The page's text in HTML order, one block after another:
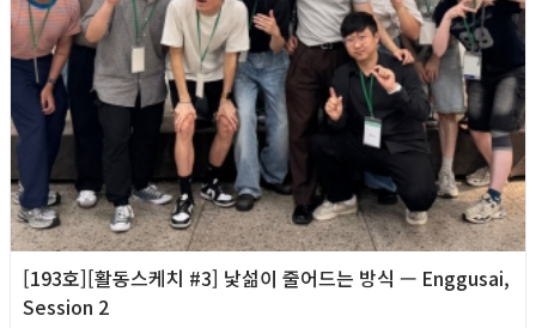
[193호][활동스케치 #3] 낯섦이 줄어드는 방식 — Enggusai,
Session 2